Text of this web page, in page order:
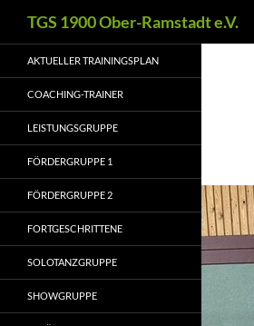
Inhalt
springen
TGS 1900 Ober-Ramstadt e.V.
AKTUELLER TRAININGSPLAN
COACHING-TRAINER
LEISTUNGSGRUPPE
FÖRDERGRUPPE 1
FÖRDERGRUPPE 2
FORTGESCHRITTENE
SOLOTANZGRUPPE
SHOWGRUPPE